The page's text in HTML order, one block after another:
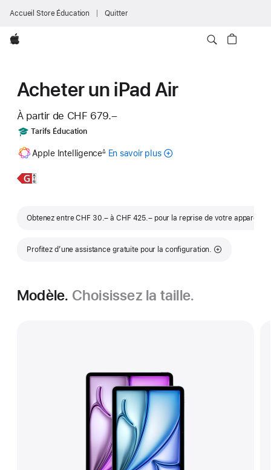
Accueil Store Éducation Quitter
Apple
Acheter un iPad Air
À partir de CHF 679.–
Includes
Tarifs Éducation
Apple Intelligence
Note
de
∆ En savoir plussur
En
Obtenez entre CHF 30.– à CHF 425.– pour la reprise de votre appareil
Profitez d’une assistance gratuite pour la configuration.
Modèle. Choisissez la taille.